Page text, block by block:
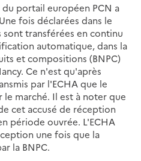
portail européen PCN a
fois déclarées dans le
transférées en continu
automatique, dans la
et compositions (BNPC)
Ce n'est qu'après
par l'ECHA que le
marché. Il est à noter que
cet accusé de réception
période ouvrée. L'ECHA
une fois que la
la BNPC.